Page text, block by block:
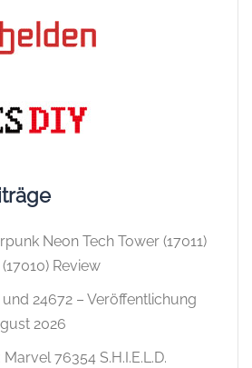
Neon Tech Tower (17011)
Review
24672 – Veröffentlichung
2026
76354 S.H.I.E.L.D.